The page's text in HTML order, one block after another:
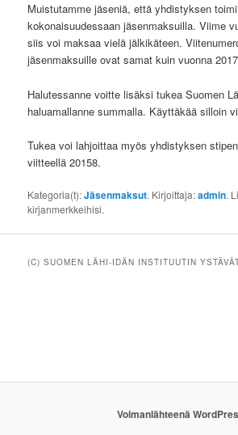
Muistutamme jäseniä, että yhdistyksen
kokonaisuudessaan jäsenmaksuilla. Viime
siis voi maksaa vielä jälkikäteen.
jäsenmaksuille ovat samat kuin vuonna
Halutessanne voitte lisäksi tukea Suomen
haluamallanne summalla. Käyttäkää silloin
Tukea voi lahjoittaa myös yhdistyksen
viitteellä 20158.
Kategoria(t):Jäsenmaksut. Kirjoittaja:admin.
kirjanmerkkeihisi.
(C) SUOMEN LÄHI-IDÄN INSTITUUTIN
Voimanlähteenä